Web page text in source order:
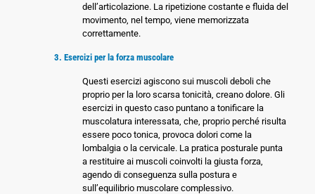
dell’articolazione. La ripetizione costante e fluida del
movimento, nel tempo, viene memorizzata
correttamente.
3. Esercizi per la forza muscolare
Questi esercizi agiscono sui muscoli deboli che
proprio per la loro scarsa tonicità, creano dolore. Gli
esercizi in questo caso puntano a tonificare la
muscolatura interessata, che, proprio perché risulta
essere poco tonica, provoca dolori come la
lombalgia o la cervicale. La pratica posturale punta
a restituire ai muscoli coinvolti la giusta forza,
agendo di conseguenza sulla postura e
sull’equilibrio muscolare complessivo.